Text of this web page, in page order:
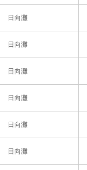
日向灘
日向灘
日向灘
日向灘
日向灘
日向灘